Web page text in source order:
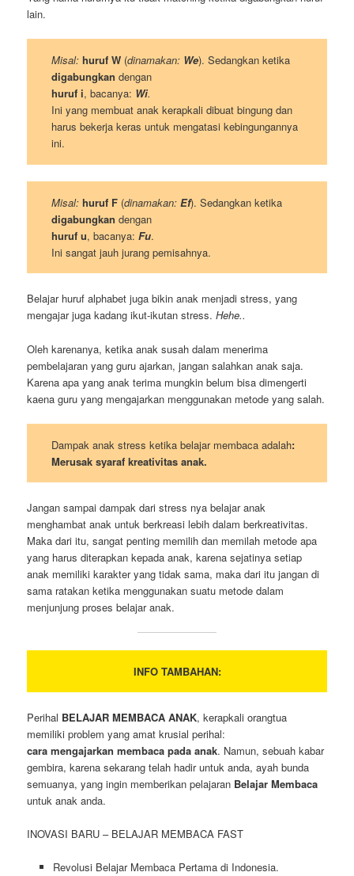
lain.
Misal: huruf W(dinamakan: We). Sedangkan ketika
digabungkan dengan
huruf i, bacanya: Wi.
Ini yang membuat anak kerapkali dibuat bingung dan
harus bekerja keras untuk mengatasi kebingungannya
ini.
Misal: huruf F(dinamakan: Ef). Sedangkan ketika
digabungkan dengan
huruf u, bacanya: Fu.
Ini sangat jauh jurang pemisahnya.
Belajar huruf alphabet juga bikin anak menjadi stress, yang
mengajar juga kadang ikut-ikutan stress.Hehe..
Oleh karenanya, ketika anak susah dalam menerima
pembelajaran yang guru ajarkan, jangan salahkan anak saja.
Karena apa yang anak terima mungkin belum bisa dimengerti
kaena guru yang mengajarkan menggunakan metode yang salah.
Dampak anak stress ketika belajar membaca adalah:
Merusak syaraf kreativitas anak.
Jangan sampai dampak dari stress nya belajar anak
menghambat anak untuk berkreasi lebih dalam berkreativitas.
Maka dari itu, sangat penting memilih dan memilah metode apa
yang harus diterapkan kepada anak, karena sejatinya setiap
anak memiliki karakter yang tidak sama, maka dari itu jangan di
sama ratakan ketika menggunakan suatu metode dalam
menjunjung proses belajar anak.
INFO TAMBAHAN:
Perihal BELAJAR MEMBACA ANAK, kerapkali orangtua
memiliki problem yang amat krusial perihal:
cara mengajarkan membaca pada anak. Namun, sebuah kabar
gembira, karena sekarang telah hadir untuk anda, ayah bunda
semuanya, yang ingin memberikan pelajaran Belajar Membaca
untuk anak anda.
INOVASI BARU – BELAJAR MEMBACA FAST
Revolusi Belajar Membaca Pertama di Indonesia.